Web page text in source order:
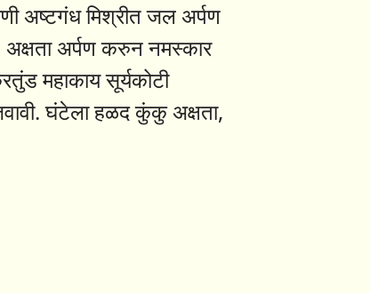
अष्टगंध मिश्रीत जल अर्पण
अर्पण करुन नमस्कार
महाकाय सूर्यकोटी
घंटेला हळद कुंकु अक्षता,